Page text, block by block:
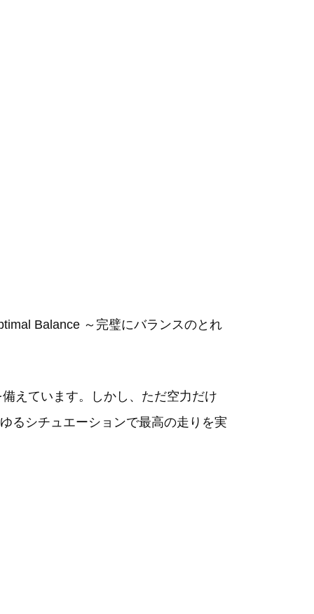
Balance ～完璧にバランスのとれ
えています。しかし、ただ空力だけ
るシチュエーションで最高の走りを実